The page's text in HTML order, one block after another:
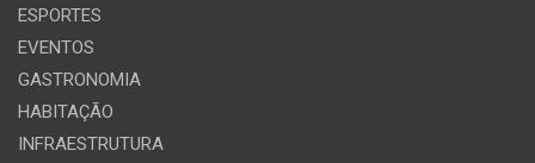
ESPORTES
EVENTOS
GASTRONOMIA
HABITAÇÃO
INFRAESTRUTURA